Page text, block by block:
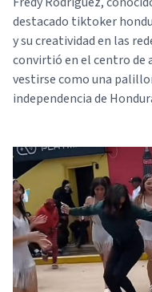
destacado tiktoker
y su creatividad en las
convirtió en el centro de
vestirse como una
independencia de